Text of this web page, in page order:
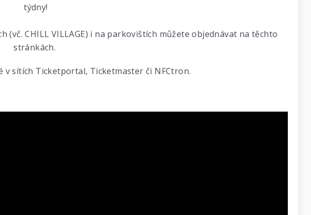
týdny!
(vč. CHILL VILLAGE) i na parkovištích můžete objednávat na těchto
stránkách.
v sítích Ticketportal, Ticketmaster či NFCtron.